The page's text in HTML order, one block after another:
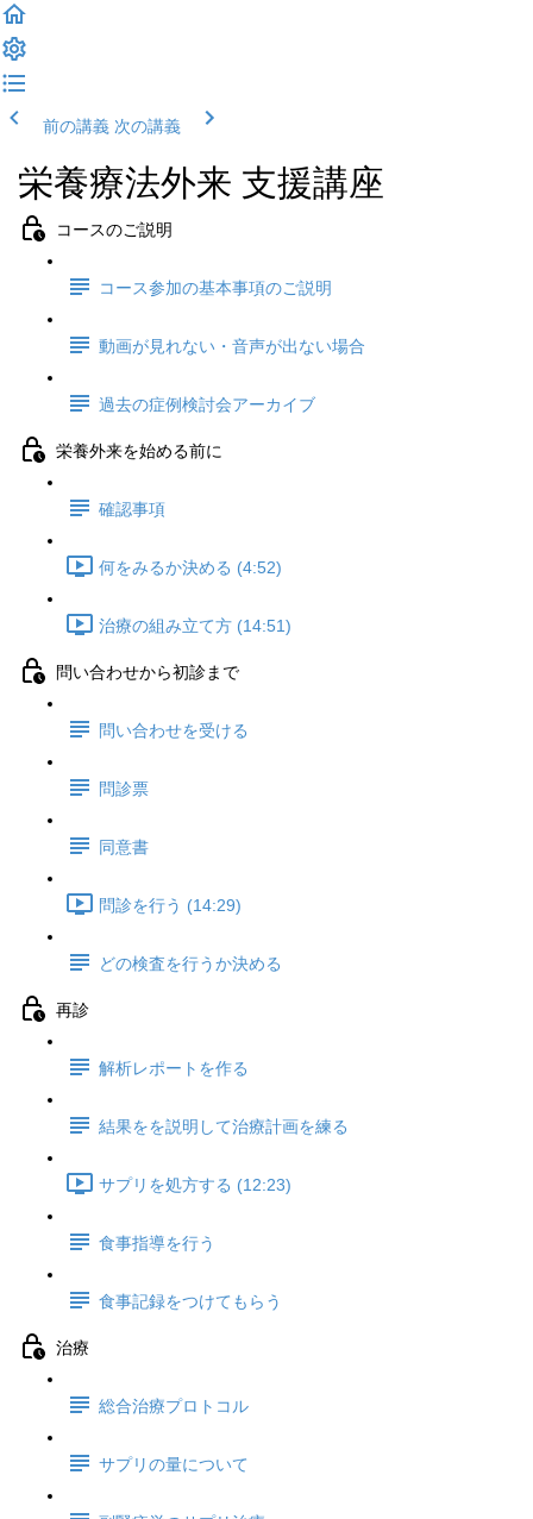
前の講義 次の講義
栄養療法外来 支援講座
コースのご説明
コース参加の基本事項のご説明
動画が見れない・音声が出ない場合
過去の症例検討会アーカイブ
栄養外来を始める前に
確認事項
何をみるか決める (4:52)
治療の組み立て方 (14:51)
問い合わせから初診まで
問い合わせを受ける
問診票
同意書
問診を行う (14:29)
どの検査を行うか決める
再診
解析レポートを作る
結果をを説明して治療計画を練る
サプリを処方する (12:23)
食事指導を行う
食事記録をつけてもらう
治療
総合治療プロトコル
サプリの量について